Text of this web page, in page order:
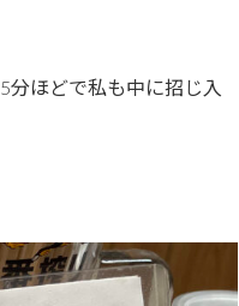
分ほどで私も中に招じ入